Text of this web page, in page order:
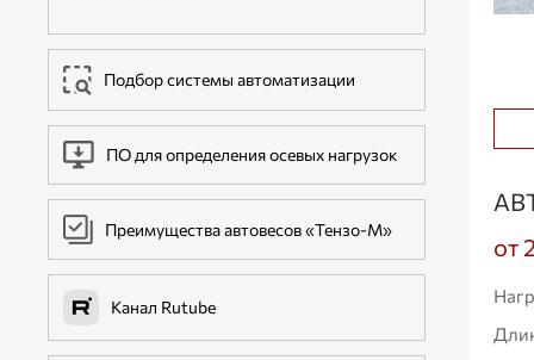
Подбор системы автоматизации
ПО для определения осевых нагрузок
Преимущества автовесов «Тензо-М»
Канал Rutube
от